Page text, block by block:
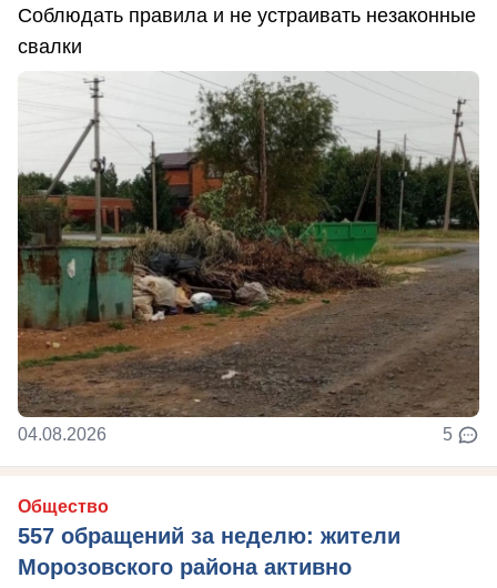
Соблюдать правила и не устраивать незаконные
свалки
04.08.2026 5
Общество
557 обращений за неделю: жители
Морозовского района активно